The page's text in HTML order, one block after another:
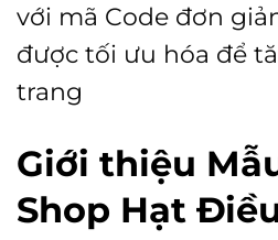
với mã Code đơn
được tối ưu hóa để
trang
Giới thiệu
Shop Hạt